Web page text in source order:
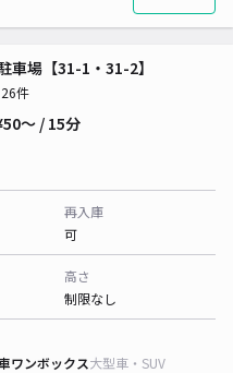
車場【31-1・31-2】
件
〜 / 15分
再入庫
可
高さ
制限なし
ワンボックス大型車・SUV